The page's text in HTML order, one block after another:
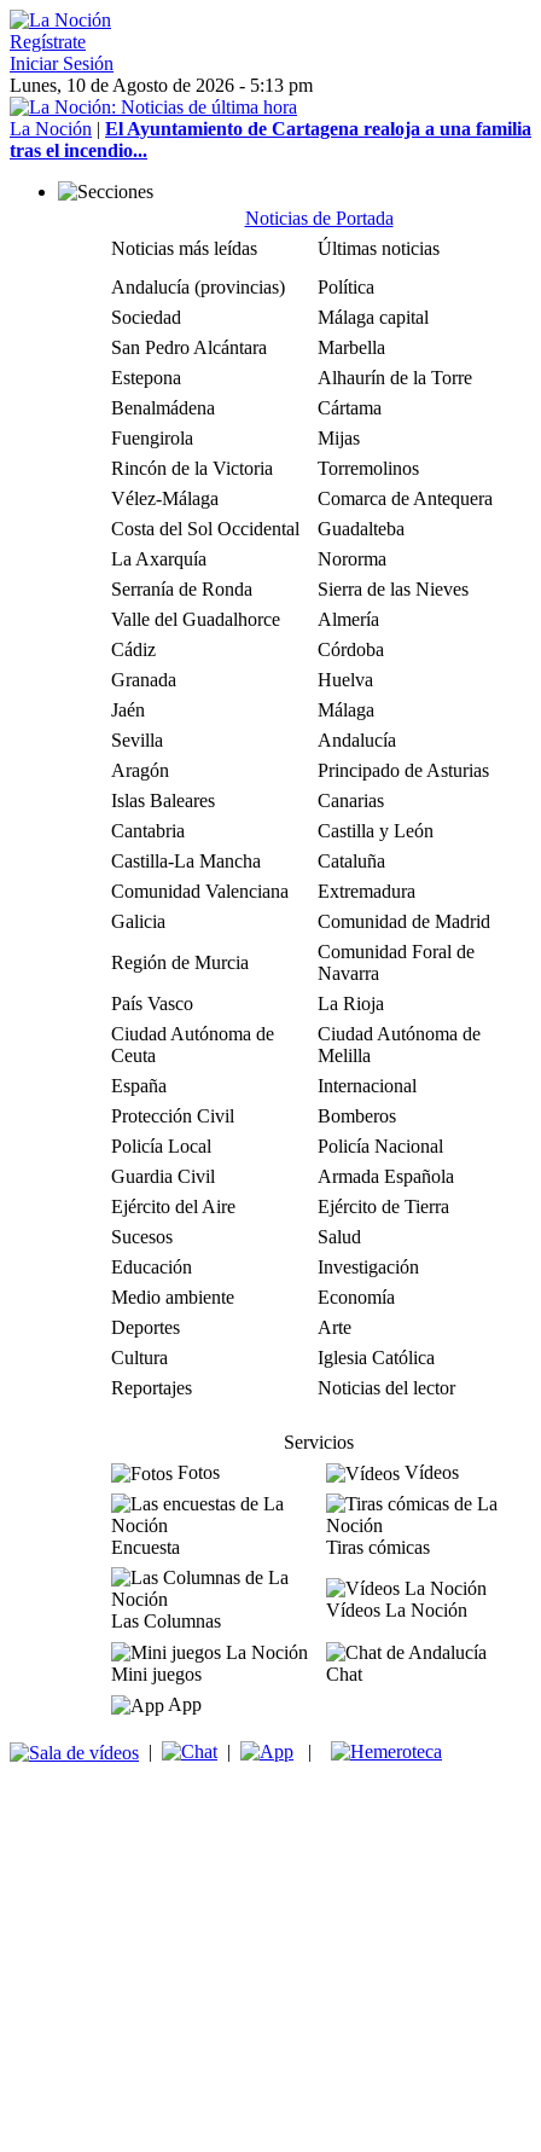
Regístrate
Iniciar Sesión
Lunes, 10 de Agosto de 2026 - 5:13 pm
La Noción | El Ayuntamiento de Cartagena realoja a una familia
tras el incendio...
Noticias de Portada
Noticias más leídas
Últimas noticias
Andalucía (provincias)
Política
Sociedad
Málaga capital
San Pedro Alcántara
Marbella
Estepona
Alhaurín de la Torre
Benalmádena
Cártama
Fuengirola
Mijas
Rincón de la Victoria
Torremolinos
Vélez-Málaga
Comarca de Antequera
Costa del Sol Occidental
Guadalteba
La Axarquía
Nororma
Serranía de Ronda
Sierra de las Nieves
Valle del Guadalhorce
Almería
Cádiz
Córdoba
Granada
Huelva
Jaén
Málaga
Sevilla
Andalucía
Aragón
Principado de Asturias
Islas Baleares
Canarias
Cantabria
Castilla y León
Castilla-La Mancha
Cataluña
Comunidad Valenciana
Extremadura
Galicia
Comunidad de Madrid
Región de Murcia
Comunidad Foral de
Navarra
País Vasco
La Rioja
Ciudad Autónoma de
Ceuta
Ciudad Autónoma de
Melilla
España
Internacional
Protección Civil
Bomberos
Policía Local
Policía Nacional
Guardia Civil
Armada Española
Ejército del Aire
Ejército de Tierra
Sucesos
Salud
Educación
Investigación
Medio ambiente
Economía
Deportes
Arte
Cultura
Iglesia Católica
Reportajes
Noticias del lector
Servicios
Fotos
Vídeos
Encuesta Tiras cómicas
Las Columnas
Vídeos La Noción
Mini juegos
Chat
App
| | |